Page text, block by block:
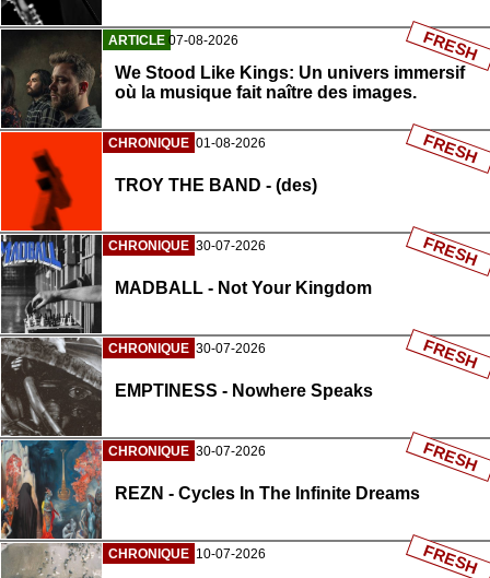
ARTICLE 07-08-2026
We Stood Like Kings: Un univers immersif
où la musique fait naître des images.
FRESH
CHRONIQUE 01-08-2026
TROY THE BAND - (des)
FRESH
CHRONIQUE 30-07-2026
MADBALL - Not Your Kingdom
FRESH
CHRONIQUE 30-07-2026
EMPTINESS - Nowhere Speaks
FRESH
CHRONIQUE 30-07-2026
REZN - Cycles In The Infinite Dreams
FRESH
CHRONIQUE 10-07-2026 FRESH